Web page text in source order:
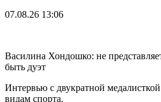
07.08.26 13:06
Василина Хондошко: не
быть дуэт
Интервью с двукратной
видам спорта.